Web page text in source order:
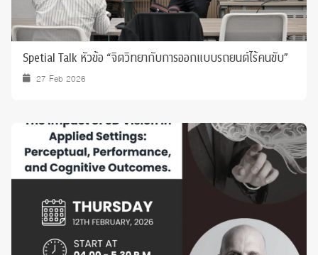
Spetial Talk หัวข้อ “จิตวิทยากับการออกแบบรถยนต์ไร้คนขับ”
27 Feb 2026